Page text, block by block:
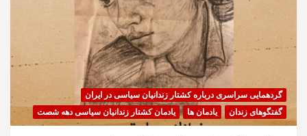
گردهمایی سراسری درباره کشتار زندانیان سیاسی در ایران
گفتگوهای زندان
یادمان ها یادمان کشتار زندانیان سیاسی دهه شصت